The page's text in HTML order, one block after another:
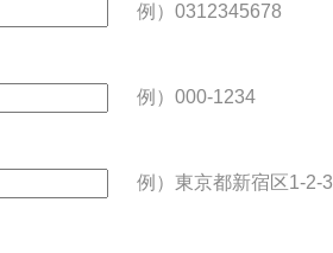
例）0312345678
例）000-1234
例）東京都新宿区1-2-3